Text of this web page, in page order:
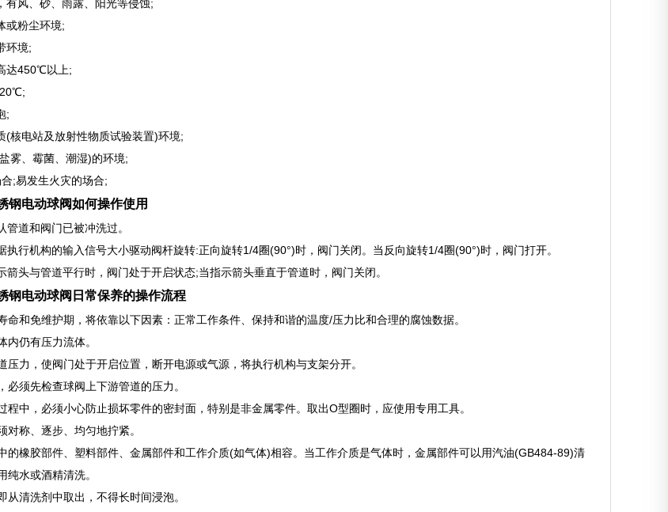
有风、砂、雨露、阳光等侵蚀;
或粉尘环境;
环境;
达450℃以上;
;
(核电站及放射性物质试验装置)环境;
雾、霉菌、潮湿)的环境;
;易发生火灾的场合;
钢电动球阀如何操作使用
管道和阀门已被冲洗过。
执行机构的输入信号大小驱动阀杆旋转:正向旋转1/4圈(90°)时，阀门关闭。当反向旋转1/4圈(90°)时，阀门打开。
箭头与管道平行时，阀门处于开启状态;当指示箭头垂直于管道时，阀门关闭。
钢电动球阀日常保养的操作流程
命和免维护期，将依靠以下因素：正常工作条件、保持和谐的温度/压力比和合理的腐蚀数据。
内仍有压力流体。
压力，使阀门处于开启位置，断开电源或气源，将执行机构与支架分开。
必须先检查球阀上下游管道的压力。
程中，必须小心防止损坏零件的密封面，特别是非金属零件。取出O型圈时，应使用专用工具。
对称、逐步、均匀地拧紧。
的橡胶部件、塑料部件、金属部件和工作介质(如气体)相容。当工作介质是气体时，金属部件可以用汽油(GB484-89)清
纯水或酒精清洗。
从清洗剂中取出，不得长时间浸泡。